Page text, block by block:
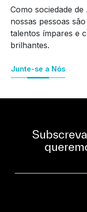
Como sociedade
nossas pessoas
talentos ímpares e
brilhantes.
Junte-se a Nós
Subscreva a nossa